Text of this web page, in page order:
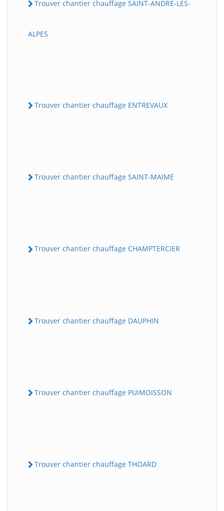
Trouver chantier chauffage SAINT-ANDRE-LES-
ALPES
Trouver chantier chauffage ENTREVAUX
Trouver chantier chauffage SAINT-MAIME
Trouver chantier chauffage CHAMPTERCIER
Trouver chantier chauffage DAUPHIN
Trouver chantier chauffage PUIMOISSON
Trouver chantier chauffage THOARD